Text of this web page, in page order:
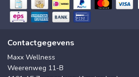
Contactgegevens
Maxx Wellness
Weerenweg 11-B